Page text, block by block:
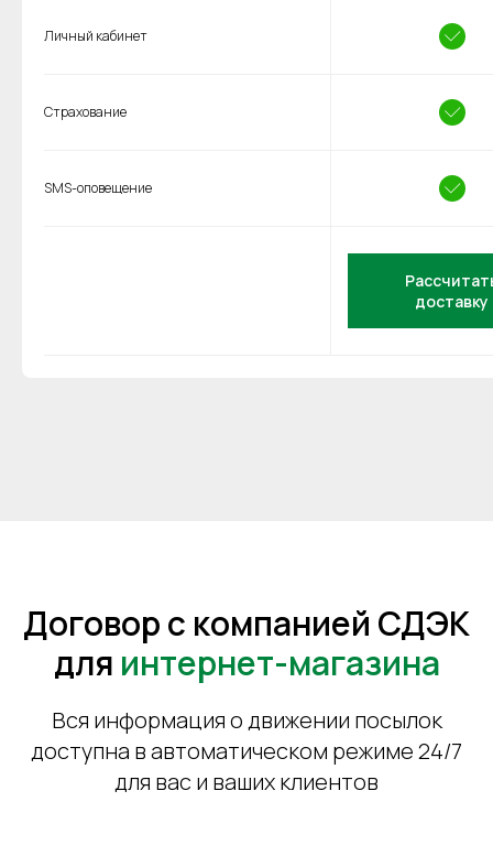
Личный кабинет
Страхование
SMS-оповещение
доставку
Договор с компанией СДЭК
для интернет-магазина
Вся информация о движении посылок
доступна в автоматическом режиме 24/7
для вас и ваших клиентов